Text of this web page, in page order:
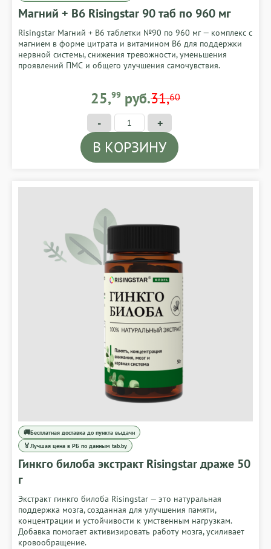
Магний + В6 Risingstar 90 таб по 960 мг
Risingstar Магний + В6 таблетки №90 по 960 мг — комплекс с
магнием в форме цитрата и витамином B6 для поддержки
нервной системы, снижения тревожности, уменьшения
проявлений ПМС и общего улучшения самочувствия.
31,60
25,99 BYN
25,99 руб.
- +
В КОРЗИНУ
🚚Бесплатная доставка до пункта выдачи
🏅Лучшая цена в РБ по данным tab.by
Гинкго билоба экстракт Risingstar драже 50
г
Экстракт гинкго билоба Risingstar — это натуральная
поддержка мозга, созданная для улучшения памяти,
концентрации и устойчивости к умственным нагрузкам.
Добавка помогает активизировать работу мозга, усиливает
кровообращение.